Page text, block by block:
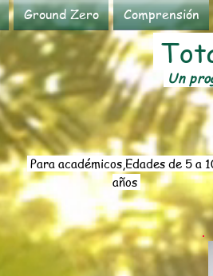
Ground Zero Comprensión
Un
Para académicos,Edades de 5 a
años